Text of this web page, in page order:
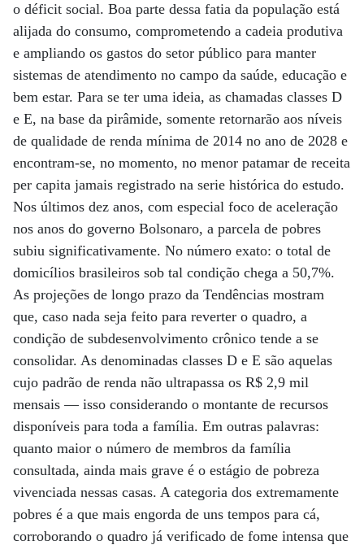
o déficit social. Boa parte dessa fatia da população está
alijada do consumo, comprometendo a cadeia produtiva
e ampliando os gastos do setor público para manter
sistemas de atendimento no campo da saúde, educação e
bem estar. Para se ter uma ideia, as chamadas classes D
e E, na base da pirâmide, somente retornarão aos níveis
de qualidade de renda mínima de 2014 no ano de 2028 e
encontram-se, no momento, no menor patamar de receita
per capita jamais registrado na serie histórica do estudo.
Nos últimos dez anos, com especial foco de aceleração
nos anos do governo Bolsonaro, a parcela de pobres
subiu significativamente. No número exato: o total de
domicílios brasileiros sob tal condição chega a 50,7%.
As projeções de longo prazo da Tendências mostram
que, caso nada seja feito para reverter o quadro, a
condição de subdesenvolvimento crônico tende a se
consolidar. As denominadas classes D e E são aquelas
cujo padrão de renda não ultrapassa os R$ 2,9 mil
mensais — isso considerando o montante de recursos
disponíveis para toda a família. Em outras palavras:
quanto maior o número de membros da família
consultada, ainda mais grave é o estágio de pobreza
vivenciada nessas casas. A categoria dos extremamente
pobres é a que mais engorda de uns tempos para cá,
corroborando o quadro já verificado de fome intensa que